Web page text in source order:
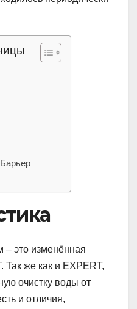
это изменённая
Так же как и EXPERT,
очистку воды от
и отличия,